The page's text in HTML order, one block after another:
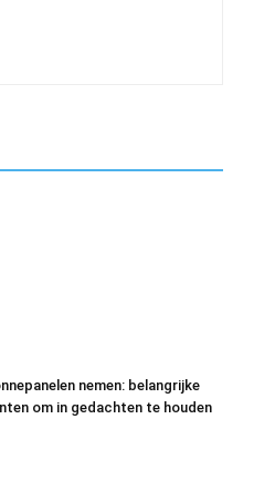
nemen: belangrijke
om in gedachten te houden